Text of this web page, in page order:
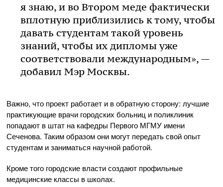
я знаю, и во Втором меде фактически
вплотную приблизились к тому, чтобы
давать студентам такой уровень
знаний, чтобы их дипломы уже
соответствовали международным», —
добавил Мэр Москвы.
Важно, что проект работает и в обратную сторону: лучшие
практикующие врачи городских больниц и поликлиник
попадают в штат на кафедры Первого МГМУ имени
Сеченова. Таким образом они могут передать свой опыт
студентам и заниматься научной работой.
Кроме того городские власти создают профильные
медицинские классы в школах.